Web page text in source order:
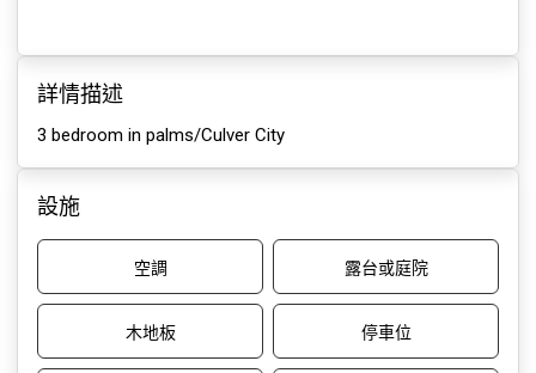
詳情描述
3 bedroom in palms/Culver City
設施
空調 露台或庭院
木地板 停車位